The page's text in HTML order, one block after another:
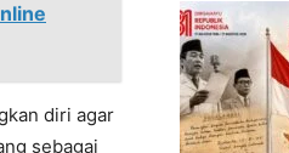
diri agar
sebagai